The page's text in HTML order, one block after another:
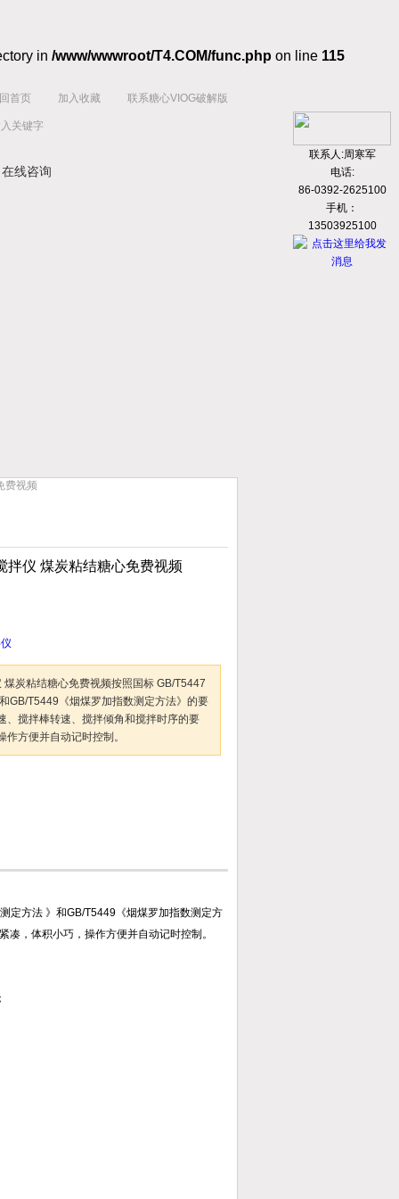
in /www/wwwroot/T4.COM/func.php on line 115
首页 加入收藏 联系糖心VIOG破解版
在线咨询
费视频
拌仪 煤炭粘结糖心免费视频
炭粘结糖心免费视频按照国标 GB/T5447
GB/T5449《烟煤罗加指数测定方法》的要
、搅拌棒转速、搅拌倾角和搅拌时序的要
方便并自动记时控制。
定方法 》和GB/T5449《烟煤罗加指数测定方
，体积小巧，操作方便并自动记时控制。
联系人:周寒军
电话:
86-0392-2625100
手机：
13503925100